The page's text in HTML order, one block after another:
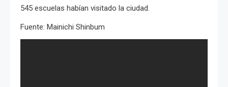
545 escuelas habían visitado la ciudad.
Fuente: Mainichi Shinbum